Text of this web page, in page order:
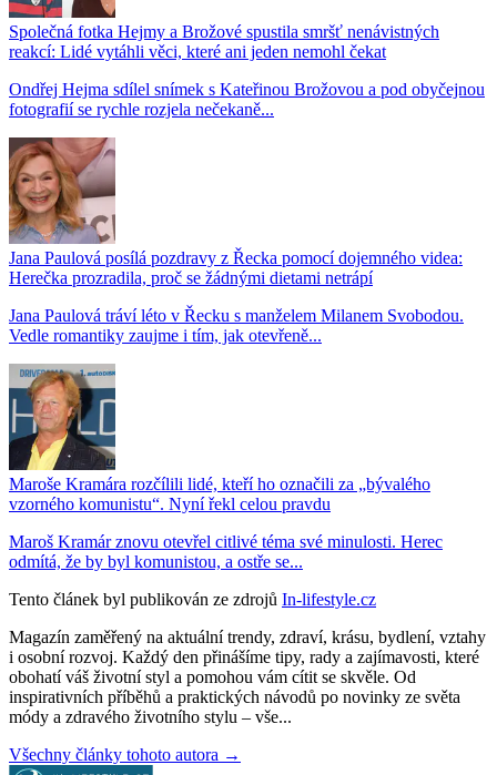
Společná fotka Hejmy a Brožové spustila smršť nenávistných
reakcí: Lidé vytáhli věci, které ani jeden nemohl čekat
Ondřej Hejma sdílel snímek s Kateřinou Brožovou a pod obyčejnou
fotografií se rychle rozjela nečekaně...
Jana Paulová posílá pozdravy z Řecka pomocí dojemného videa:
Herečka prozradila, proč se žádnými dietami netrápí
Jana Paulová tráví léto v Řecku s manželem Milanem Svobodou.
Vedle romantiky zaujme i tím, jak otevřeně...
Maroše Kramára rozčílili lidé, kteří ho označili za „bývalého
vzorného komunistu“. Nyní řekl celou pravdu
Maroš Kramár znovu otevřel citlivé téma své minulosti. Herec
odmítá, že by byl komunistou, a ostře se...
Tento článek byl publikován ze zdrojů In-lifestyle.cz
Magazín zaměřený na aktuální trendy, zdraví, krásu, bydlení, vztahy
i osobní rozvoj. Každý den přinášíme tipy, rady a zajímavosti, které
obohatí váš životní styl a pomohou vám cítit se skvěle. Od
inspirativních příběhů a praktických návodů po novinky ze světa
módy a zdravého životního stylu – vše...
Všechny články tohoto autora →